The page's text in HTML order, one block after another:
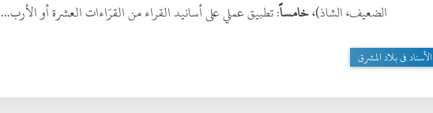
الضعيف، الشاذ)،خامساً: تطبيق عملي على أسانيد القراء من القرّاءات العشرة أو الأرب...
الأسناد فى بلاد المشرق